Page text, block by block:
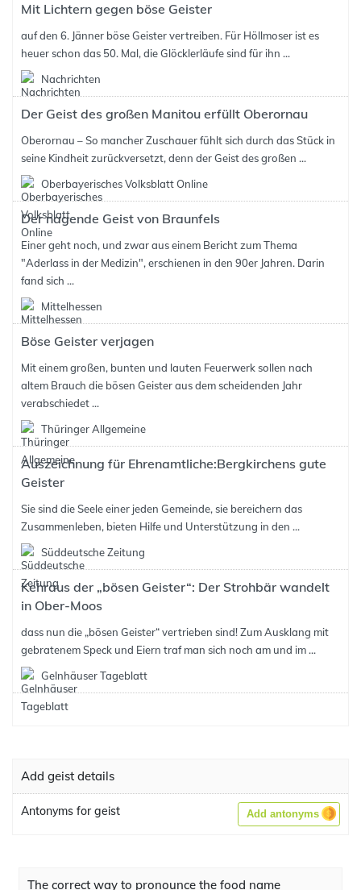
Mit Lichtern gegen böse Geister
auf den 6. Jänner böse Geister vertreiben. Für Höllmoser ist es
heuer schon das 50. Mal, die Glöcklerläufe sind für ihn ...
Nachrichten
Der Geist des großen Manitou erfüllt Oberornau
Oberornau – So mancher Zuschauer fühlt sich durch das Stück in
seine Kindheit zurückversetzt, denn der Geist des großen ...
Oberbayerisches Volksblatt Online
Der nagende Geist von Braunfels
Einer geht noch, und zwar aus einem Bericht zum Thema
"Aderlass in der Medizin", erschienen in den 90er Jahren. Darin
fand sich ...
Mittelhessen
Böse Geister verjagen
Mit einem großen, bunten und lauten Feuerwerk sollen nach
altem Brauch die bösen Geister aus dem scheidenden Jahr
verabschiedet ...
Thüringer Allgemeine
Auszeichnung für Ehrenamtliche:Bergkirchens gute
Geister
Sie sind die Seele einer jeden Gemeinde, sie bereichern das
Zusammenleben, bieten Hilfe und Unterstützung in den ...
Süddeutsche Zeitung
Kehraus der „bösen Geister“: Der Strohbär wandelt
in Ober-Moos
dass nun die „bösen Geister“ vertrieben sind! Zum Ausklang mit
gebratenem Speck und Eiern traf man sich noch am und im ...
Gelnhäuser Tageblatt
Add geist details
Antonyms for geist Add antonyms
The correct way to pronounce the food name